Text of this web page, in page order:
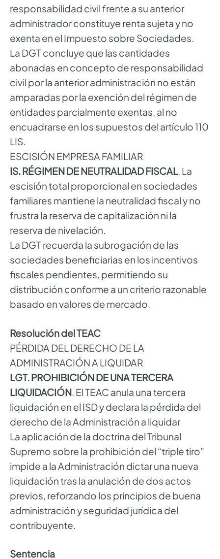
responsabilidad civil frente a su anterior
administrador constituye renta sujeta y no
exenta en el Impuesto sobre Sociedades.
La DGT concluye que las cantidades
abonadas en concepto de responsabilidad
civil por la anterior administración no están
amparadas por la exención del régimen de
entidades parcialmente exentas, al no
encuadrarse en los supuestos del artículo 110
LIS.
ESCISIÓN EMPRESA FAMILIAR
IS. RÉGIMEN DE NEUTRALIDAD FISCAL. La
escisión total proporcional en sociedades
familiares mantiene la neutralidad fiscal y no
frustra la reserva de capitalización ni la
reserva de nivelación.
La DGT recuerda la subrogación de las
sociedades beneficiarias en los incentivos
fiscales pendientes, permitiendo su
distribución conforme a un criterio razonable
basado en valores de mercado.
Resolución del TEAC
PÉRDIDA DEL DERECHO DE LA
ADMINISTRACIÓN A LIQUIDAR
LGT. PROHIBICIÓN DE UNA TERCERA
LIQUIDACIÓN . El TEAC anula una tercera
liquidación en el ISD y declara la pérdida del
derecho de la Administración a liquidar
La aplicación de la doctrina del Tribunal
Supremo sobre la prohibición del “triple tiro”
impide a la Administración dictar una nueva
liquidación tras la anulación de dos actos
previos, reforzando los principios de buena
administración y seguridad jurídica del
contribuyente.
Sentencia